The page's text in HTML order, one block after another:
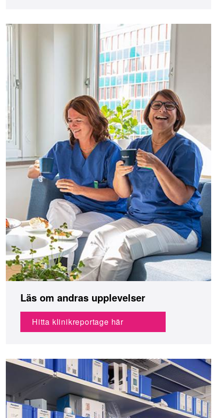
Läs om andras upplevelser
Hitta klinikreportage här